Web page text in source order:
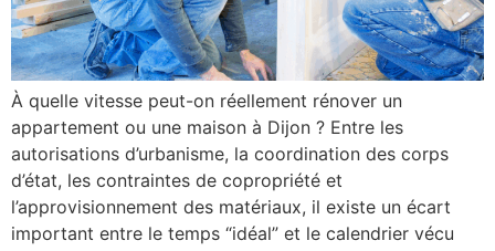
À quelle vitesse peut-on réellement rénover un
appartement ou une maison à Dijon ? Entre les
autorisations d’urbanisme, la coordination des corps
d’état, les contraintes de copropriété et
l’approvisionnement des matériaux, il existe un écart
important entre le temps “idéal” et le calendrier vécu